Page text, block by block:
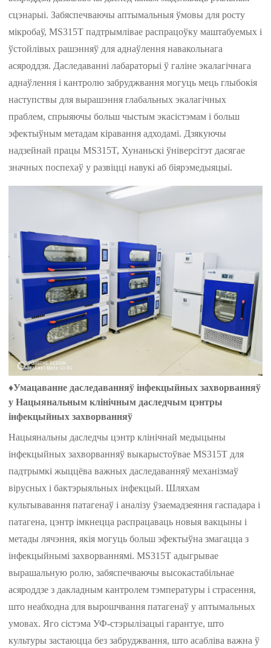
сцэнарыі. Забяспечваючы аптымальныя ўмовы для росту
мікробаў, MS315T падтрымлівае распрацоўку маштабуемых і
ўстойлівых рашэнняў для аднаўлення навакольнага
асяроддзя. Даследаванні лабараторыі ў галіне экалагічнага
аднаўлення і кантролю забруджвання могуць мець глыбокія
наступствы для вырашэння глабальных экалагічных
праблем, спрыяючы больш чыстым экасістэмам і больш
эфектыўным метадам кіравання адходамі. Дзякуючы
надзейнай працы MS315T, Хунаньскі ўніверсітэт дасягае
значных поспехаў у развіцці навукі аб біярэмедыяцыі.
♦Умацаванне даследаванняў інфекцыйных захворванняў
у Нацыянальным клінічным даследчым цэнтры
інфекцыйных захворванняў
Нацыянальны даследчы цэнтр клінічнай медыцыны
інфекцыйных захворванняў выкарыстоўвае MS315T для
падтрымкі жыццёва важных даследаванняў механізмаў
вірусных і бактэрыяльных інфекцый. Шляхам
культывавання патагенаў і аналізу ўзаемадзеяння гаспадара і
патагена, цэнтр імкнецца распрацаваць новыя вакцыны і
метады лячэння, якія могуць больш эфектыўна змагацца з
інфекцыйнымі захворваннямі. MS315T адыгрывае
вырашальную ролю, забяспечваючы высокастабільнае
асяроддзе з дакладным кантролем тэмпературы і страсення,
што неабходна для вырошчвання патагенаў у аптымальных
умовах. Яго сістэма УФ-стэрылізацыі гарантуе, што
культуры застаюцца без забруджвання, што асабліва важна ў